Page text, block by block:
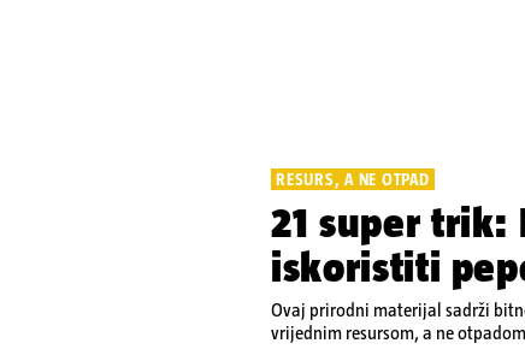
RESURS, A NE OTPAD
21 super trik:
iskoristiti
Ovaj prirodni materijal sadrži
vrijednim resursom, a ne